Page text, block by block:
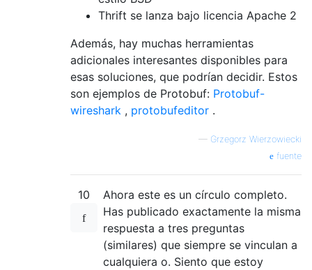
Thrift se lanza bajo licencia Apache 2
Además, hay muchas herramientas
adicionales interesantes disponibles para
esas soluciones, que podrían decidir. Estos
son ejemplos de Protobuf: Protobuf-
wireshark , protobufeditor .
— Grzegorz Wierzowiecki
fuente
10
Ahora este es un círculo completo.
Has publicado exactamente la misma
respuesta a tres preguntas
(similares) que siempre se vinculan a
cualquiera o. Siento que estoy